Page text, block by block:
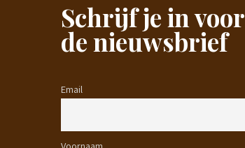
Schrijf je in voor
de nieuwsbrief
Email